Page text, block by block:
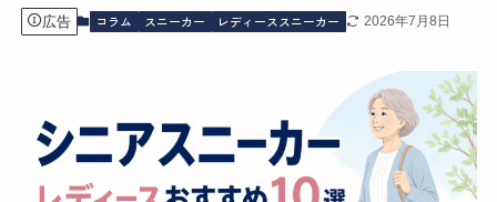
広告 コラム スニーカー レディーススニーカー 2026年7月8日